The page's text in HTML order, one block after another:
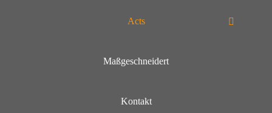
Acts
Maßgeschneidert
Kontakt